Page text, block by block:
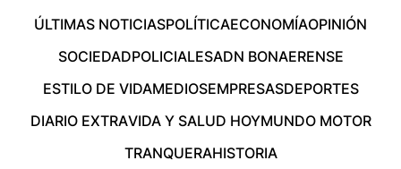
ÚLTIMAS NOTICIASPOLÍTICAECONOMÍAOPINIÓN
SOCIEDADPOLICIALESADN BONAERENSE
ESTILO DE VIDAMEDIOSEMPRESASDEPORTES
DIARIO EXTRAVIDA Y SALUD HOYMUNDO MOTOR
TRANQUERAHISTORIA